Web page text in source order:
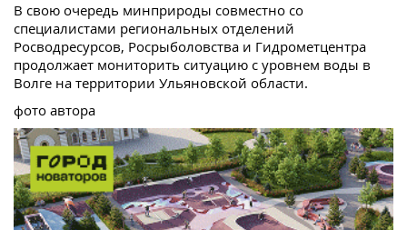
В свою очередь минприроды совместно со
специалистами региональных отделений
Росводресурсов, Росрыболовства и Гидрометцентра
продолжает мониторить ситуацию с уровнем воды в
Волге на территории Ульяновской области.
фото автора